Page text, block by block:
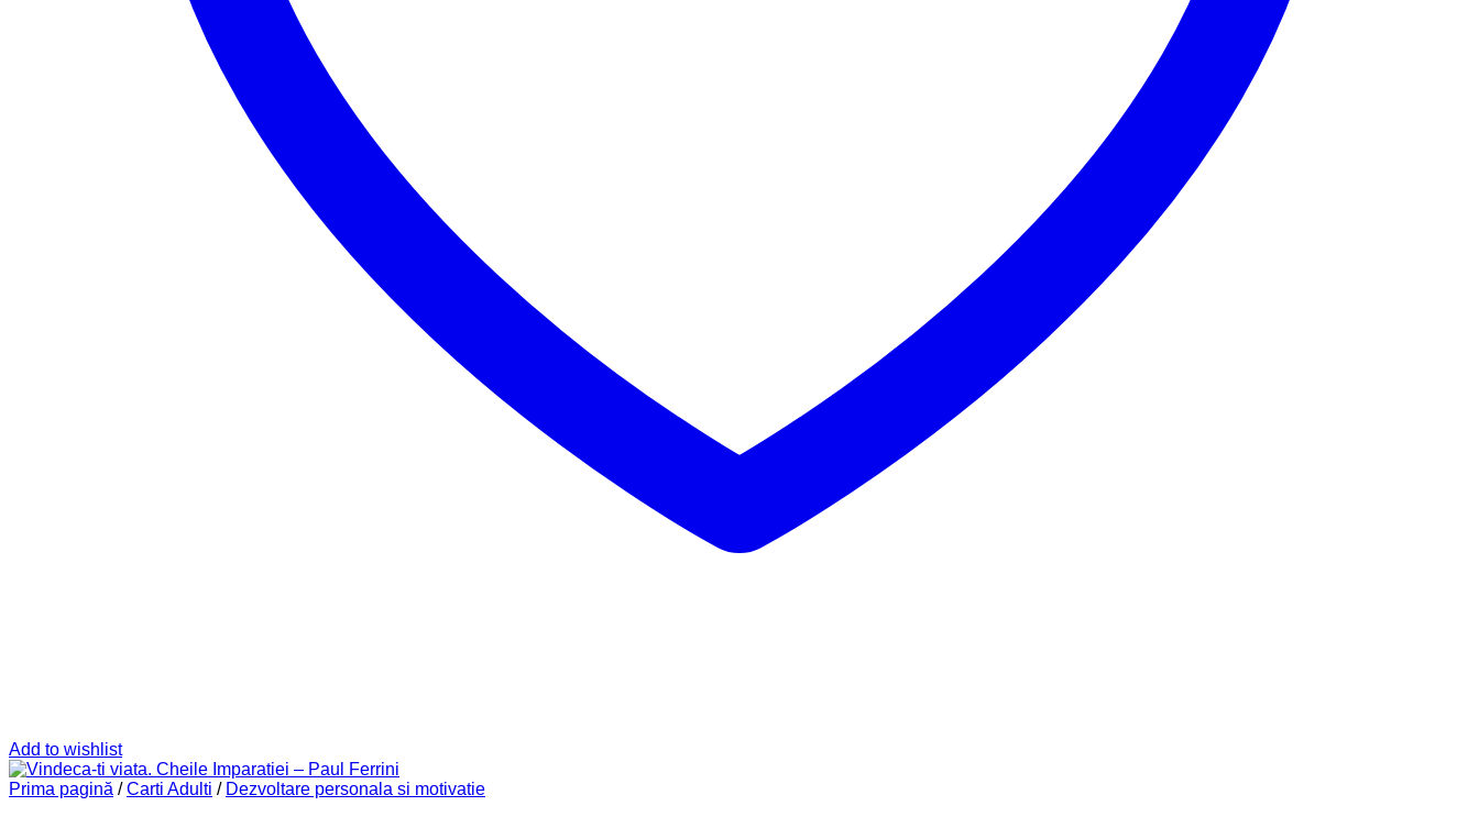
Add to wishlist
Prima pagină / Carti Adulti / Dezvoltare personala si motivatie